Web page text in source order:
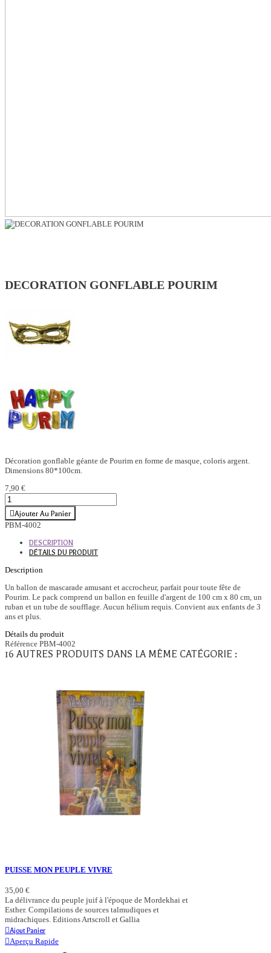
DECORATION GONFLABLE POURIM
Décoration gonflable géante de Pourim en forme de masque, coloris argent.
Dimensions 80*100cm.
7,90 €
Ajouter Au Panier
PBM-4002
DESCRIPTION
DÉTAILS DU PRODUIT
Description
Un ballon de mascarade amusant et accrocheur, parfait pour toute fête de
Pourim. Le pack comprend un ballon en feuille d'argent de 100 cm x 80 cm, un
ruban et un tube de soufflage. Aucun hélium requis. Convient aux enfants de 3
ans et plus.
Détails du produit
Référence PBM-4002
16 AUTRES PRODUITS DANS LA MÊME CATÉGORIE :
PUISSE MON PEUPLE VIVRE
35,00 €
La délivrance du peuple juif à l'époque de Mordekhai et
Esther. Compilations de sources talmudiques et
midrachiques. Editions Artscroll et Gallia
Ajout Panier
Aperçu Rapide